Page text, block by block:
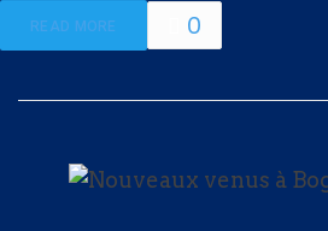
READ MORE 0